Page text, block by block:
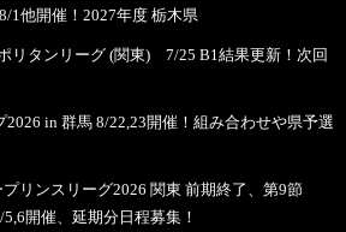
1他開催！2027年度 栃木県
リタンリーグ (関東) 7/25 B1結果更新！次回
in 群馬 8/22,23開催！組み合わせや県予選
リンスリーグ2026 関東 前期終了、第9節
開催、延期分日程募集！